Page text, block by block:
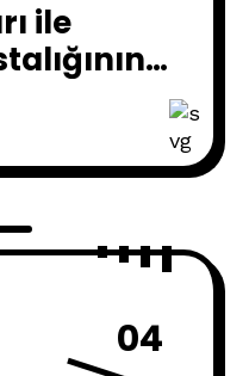
ile
04